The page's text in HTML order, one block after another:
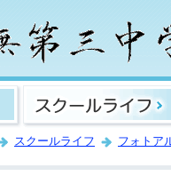
スクールライフ フォトア